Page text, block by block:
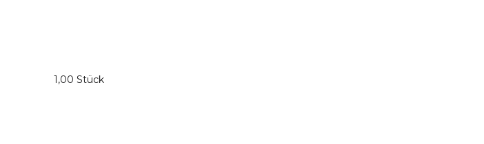
1,00 Stück